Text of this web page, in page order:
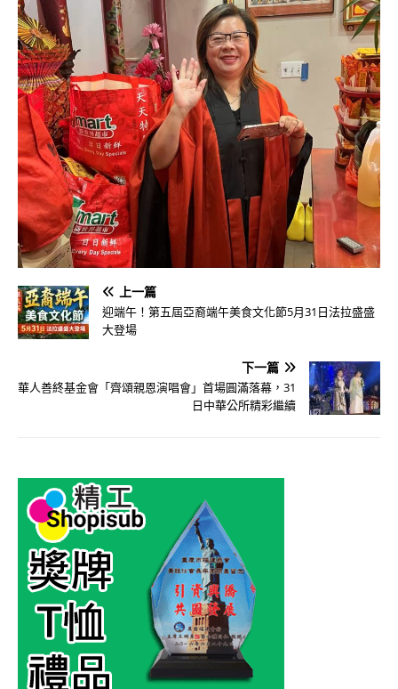
上一篇
迎端午！第五屆亞裔端午美食文化節5月31日法拉盛盛
大登場
下一篇
華人善終基金會「齊頌親恩演唱會」首場圓滿落幕，31
日中華公所精彩繼續